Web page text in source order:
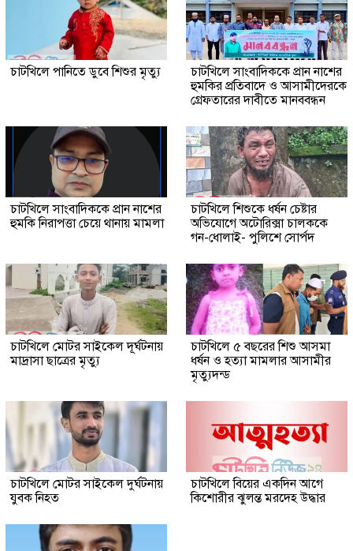
চাটখিলে পানিতে ডুবে শিশুর মৃত্যু
চাটখিলে সাংবাদিককে প্রান নাশের
হুমকির প্রতিবাদে ও আসামীদেরকে
গ্রেফতারের দাবীতে মানববন্ধন
চাটখিলে সাংবাদিককে প্রান নাশের
হুমকি নিরাপত্তা চেয়ে থানায় মামলা
চাটখিলে শিশুকে ধর্ষন চেষ্টার
অভিযোগে অটোরিক্সা চালককে
গন-ধোলাই- পুলিশে সোর্পদ
চাটখিলে মোটর সাইকেল দূর্ঘটনায়
মাদ্রাসা ছাত্রের মৃত্যু
চাটখিলে ৫ বছরের শিশু আসমা
ধর্ষন ও হত্যা মামলার আসামীর
মৃত্যুদন্ড
চাটখিলে মোটর সাইকেল দুর্ঘটনায়
যুবক নিহত
চাটখিলে বিয়ের একদিন আগে
কিশোরীর ঝুলন্ত মরদেহ উদ্ধার